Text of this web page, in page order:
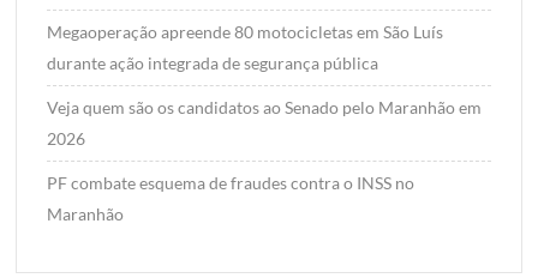
Megaoperação apreende 80 motocicletas em São Luís
durante ação integrada de segurança pública
Veja quem são os candidatos ao Senado pelo Maranhão em
2026
PF combate esquema de fraudes contra o INSS no
Maranhão